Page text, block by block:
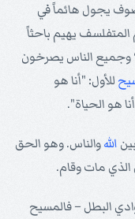
يجول هائماً في
المتفلسف يهيم باحثاً
وجميع الناس يصرخون
للأول: "أنا هو
هو الحياة".
اللهوالناس. وهو الحق
الذي مات وقام.
البطل – فالمسيح